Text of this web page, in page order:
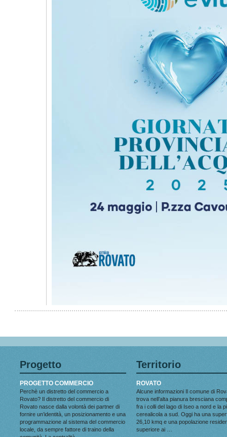
Progetto
PROGETTO COMMERCIO
Perchè un distretto del commercio a
Rovato? Il distretto del commercio di
Rovato nasce dalla volontà dei partner di
fornire un’identità, un posizionamento e una
programmazione al sistema del commercio
locale, da sempre fattore di traino della
Territorio
ROVATO
Alcune informazioni Il comune di
trova nell’alta pianura bresciana
fra i colli del lago di Iseo a nord e la
cerealicola a sud. Oggi ha una
26,10 kmq e una popolazione
superiore ai …